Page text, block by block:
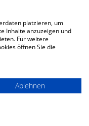
platzieren, um
Inhalte anzuzeigen und
Für weitere
öffnen Sie die
Ablehnen